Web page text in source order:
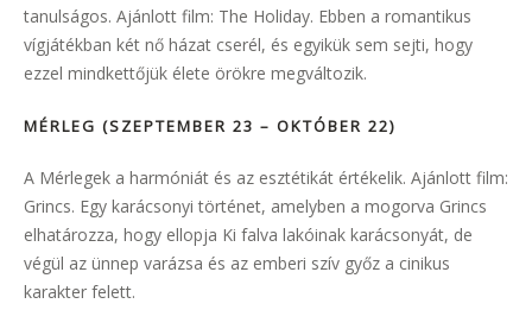
tanulságos. Ajánlott film: The Holiday. Ebben a romantikus
vígjátékban két nő házat cserél, és egyikük sem sejti, hogy
ezzel mindkettőjük élete örökre megváltozik.
MÉRLEG (SZEPTEMBER 23 – OKTÓBER 22)
A Mérlegek a harmóniát és az esztétikát értékelik. Ajánlott film:
Grincs. Egy karácsonyi történet, amelyben a mogorva Grincs
elhatározza, hogy ellopja Ki falva lakóinak karácsonyát, de
végül az ünnep varázsa és az emberi szív győz a cinikus
karakter felett.